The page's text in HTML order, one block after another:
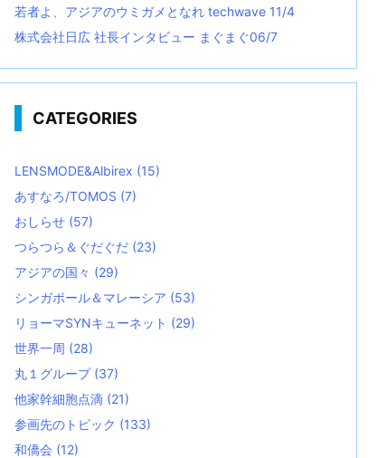
若者よ、アジアのウミガメとなれ techwave 11/4
株式会社日広 社長インタビュー まぐまぐ06/7
CATEGORIES
LENSMODE&Albirex (15)
あすなろ/TOMOS (7)
おしらせ (57)
つらつら＆ぐだぐだ (23)
アジアの国々 (29)
シンガポール＆マレーシア (53)
リョーマSYNキューネット (29)
世界一周 (28)
丸１グループ (37)
他家幹細胞点滴 (21)
参画先のトピック (133)
和僑会 (12)